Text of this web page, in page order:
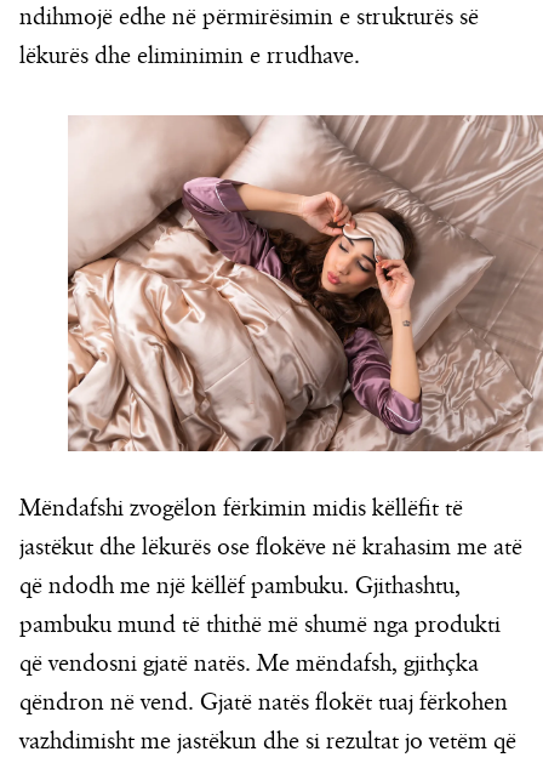
ndihmojë edhe në përmirësimin e strukturës së
lëkurës dhe eliminimin e rrudhave.
Mëndafshi zvogëlon fërkimin midis këllëfit të
jastëkut dhe lëkurës ose flokëve në krahasim me atë
që ndodh me një këllëf pambuku. Gjithashtu,
pambuku mund të thithë më shumë nga produkti
që vendosni gjatë natës. Me mëndafsh, gjithçka
qëndron në vend. Gjatë natës flokët tuaj fërkohen
vazhdimisht me jastëkun dhe si rezultat jo vetëm që